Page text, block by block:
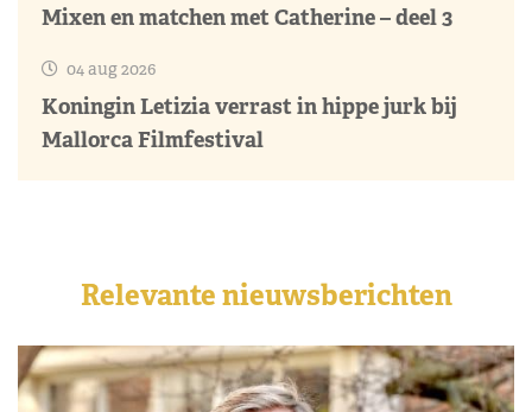
Mixen en matchen met Catherine – deel 3
04 aug 2026
Koningin Letizia verrast in hippe jurk bij
Mallorca Filmfestival
Relevante nieuwsberichten